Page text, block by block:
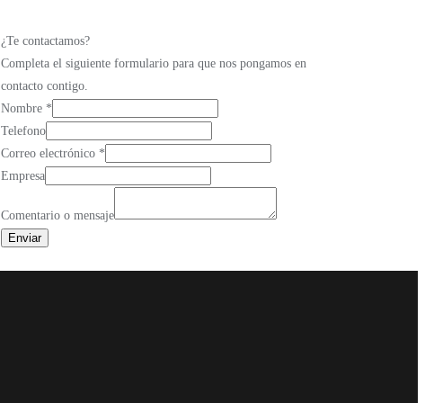
¿Te contactamos?
Completa el siguiente formulario para que nos pongamos en
contacto contigo.
Nombre *
Telefono
Correo electrónico *
Empresa
Comentario o mensaje
Enviar